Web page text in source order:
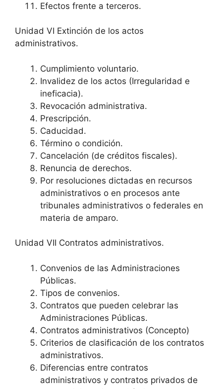
Efectos frente a terceros.
Unidad VI Extinción de los actos
administrativos.
Cumplimiento voluntario.
Invalidez de los actos (Irregularidad e
ineficacia).
Revocación administrativa.
Prescripción.
Caducidad.
Término o condición.
Cancelación (de créditos fiscales).
Renuncia de derechos.
Por resoluciones dictadas en recursos
administrativos o en procesos ante
tribunales administrativos o federales en
materia de amparo.
Unidad VII Contratos administrativos.
Convenios de las Administraciones
Públicas.
Tipos de convenios.
Contratos que pueden celebrar las
Administraciones Públicas.
Contratos administrativos (Concepto)
Criterios de clasificación de los contratos
administrativos.
Diferencias entre contratos
administrativos y contratos privados de